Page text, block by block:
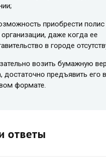
приобрести полис
даже когда ее
в городе
возить бумажную
достаточно предъявить его в
формате.
ответы